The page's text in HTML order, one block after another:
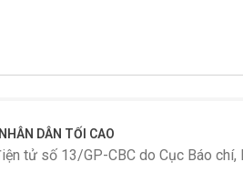
DÂN TỐI CAO
tử số 13/GP-CBC do Cục Báo